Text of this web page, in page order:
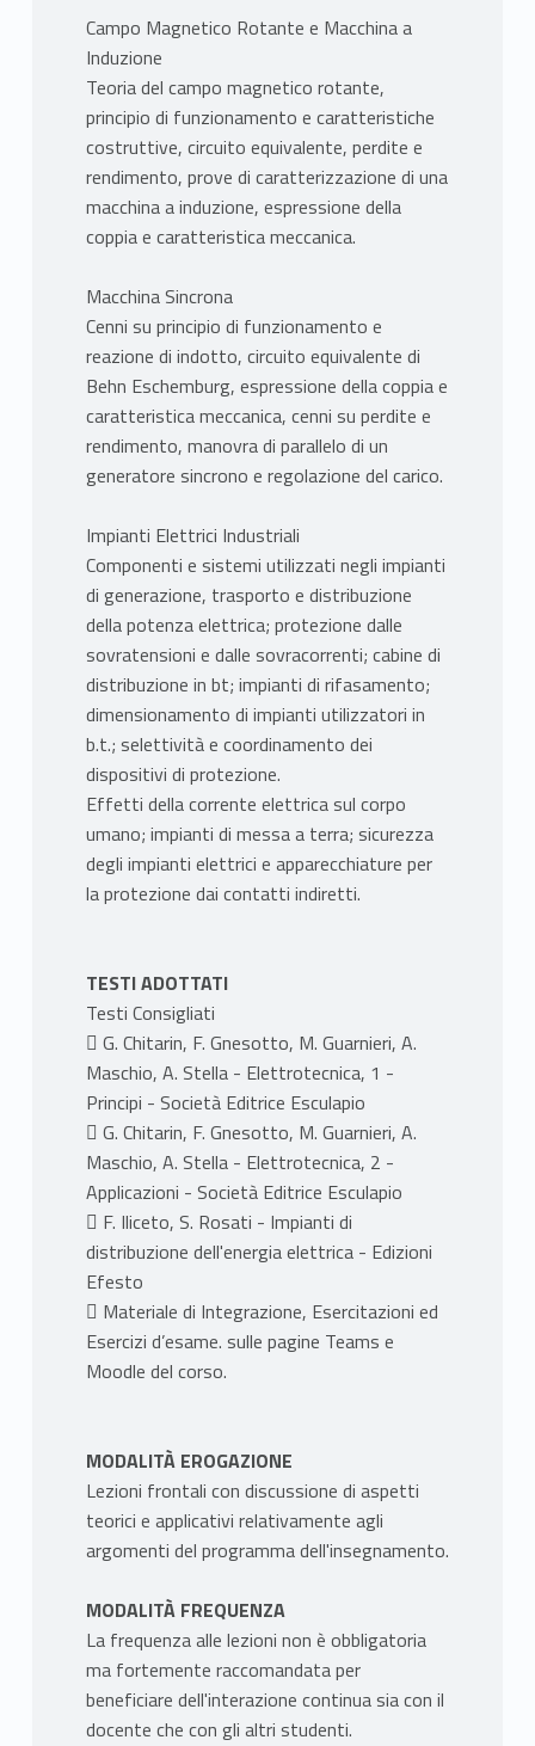
Campo Magnetico Rotante e Macchina a
Induzione
Teoria del campo magnetico rotante,
principio di funzionamento e caratteristiche
costruttive, circuito equivalente, perdite e
rendimento, prove di caratterizzazione di una
macchina a induzione, espressione della
coppia e caratteristica meccanica.
Macchina Sincrona
Cenni su principio di funzionamento e
reazione di indotto, circuito equivalente di
Behn Eschemburg, espressione della coppia e
caratteristica meccanica, cenni su perdite e
rendimento, manovra di parallelo di un
generatore sincrono e regolazione del carico.
Impianti Elettrici Industriali
Componenti e sistemi utilizzati negli impianti
di generazione, trasporto e distribuzione
della potenza elettrica; protezione dalle
sovratensioni e dalle sovracorrenti; cabine di
distribuzione in bt; impianti di rifasamento;
dimensionamento di impianti utilizzatori in
b.t.; selettività e coordinamento dei
dispositivi di protezione.
Effetti della corrente elettrica sul corpo
umano; impianti di messa a terra; sicurezza
degli impianti elettrici e apparecchiature per
la protezione dai contatti indiretti.
TESTI ADOTTATI
Testi Consigliati
 G. Chitarin, F. Gnesotto, M. Guarnieri, A.
Maschio, A. Stella - Elettrotecnica, 1 -
Principi - Società Editrice Esculapio
 G. Chitarin, F. Gnesotto, M. Guarnieri, A.
Maschio, A. Stella - Elettrotecnica, 2 -
Applicazioni - Società Editrice Esculapio
 F. Iliceto, S. Rosati - Impianti di
distribuzione dell'energia elettrica - Edizioni
Efesto
 Materiale di Integrazione, Esercitazioni ed
Esercizi d’esame. sulle pagine Teams e
Moodle del corso.
MODALITÀ EROGAZIONE
Lezioni frontali con discussione di aspetti
teorici e applicativi relativamente agli
argomenti del programma dell'insegnamento.
MODALITÀ FREQUENZA
La frequenza alle lezioni non è obbligatoria
ma fortemente raccomandata per
beneficiare dell'interazione continua sia con il
docente che con gli altri studenti.